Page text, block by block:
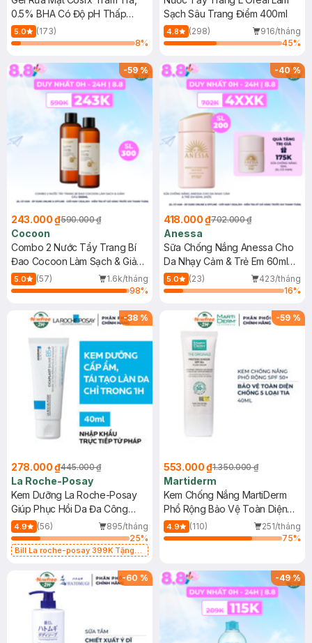
0.5% BHA Có Độ pH Thấp
150ml
5.0
(173)
8%
Sạch Sâu Trang Điểm 400ml
4.8 (298)
916/tháng
45%
-59%
243.000 ₫590.000 ₫
Cocoon
Combo 2 Nước Tẩy Trang Bí
Đao Cocoon Làm Sạch & Giảm
Dầu 500ml
5.0 (57)
1.6k/tháng
98%
-40%
418.000 ₫702.000 ₫
Anessa
Sữa Chống Nắng Anessa Cho
Da Nhạy Cảm & Trẻ Em 60ml
(Mới)
5.0 (23)
423/tháng
16%
-38 %
278.000 ₫445.000 ₫
La Roche-Posay
Kem Dưỡng La Roche-Posay
Giúp Phục Hồi Da Đa Công
Dụng 40ml
4.9 (56)
895/tháng
25%
Bill La roche-posay 399K Tặng
(SL có hạn)
-59 %
553.000 ₫1.350.000 ₫
Martiderm
Kem Chống Nắng MartiDerm
Phổ Rộng Bảo Vệ Toàn Diện
40ml
4.9 (110)
251/tháng
75%
-60 % -49%